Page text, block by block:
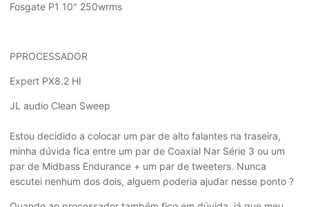
Fosgate P1 10" 250wrms
PPROCESSADOR
Expert PX8.2 HI
JL audio Clean Sweep
Estou decidido a colocar um par de alto falantes na traseira,
minha dúvida fica entre um par de Coaxial Nar Série 3 ou um
par de Midbass Endurance + um par de tweeters. Nunca
escutei nenhum dos dois, alguem poderia ajudar nesse ponto ?